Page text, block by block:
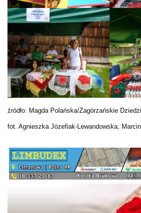
źródło: Magda Polańska/Zagórzańskie
fot. Agnieszka Józefiak-Lewandowska, Marcin